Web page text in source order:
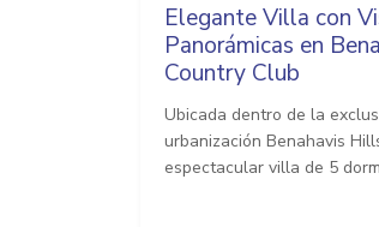
Elegante Villa con
Panorámicas en
Country Club
Ubicada dentro de la
urbanización Benahavis
espectacular villa de 5